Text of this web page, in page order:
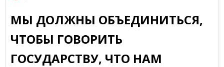
МЫ ДОЛЖНЫ ОБЪЕДИНИТЬСЯ,
ЧТОБЫ ГОВОРИТЬ
ГОСУДАРСТВУ, ЧТО НАМ